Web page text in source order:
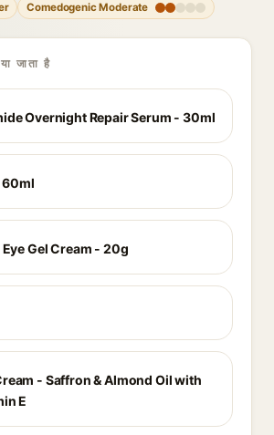
Comedogenic Moderate
जाता है
Overnight Repair Serum - 30ml
60ml
Gel Cream - 20g
- Saffron & Almond Oil with
E